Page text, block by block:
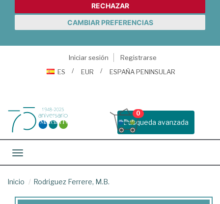
RECHAZAR
CAMBIAR PREFERENCIAS
Iniciar sesión
Registrarse
ES
EUR ESPAÑA PENINSULAR
Busqueda avanzada
0
Toggle navigation
Inicio Rodriguez Ferrere, M.B.